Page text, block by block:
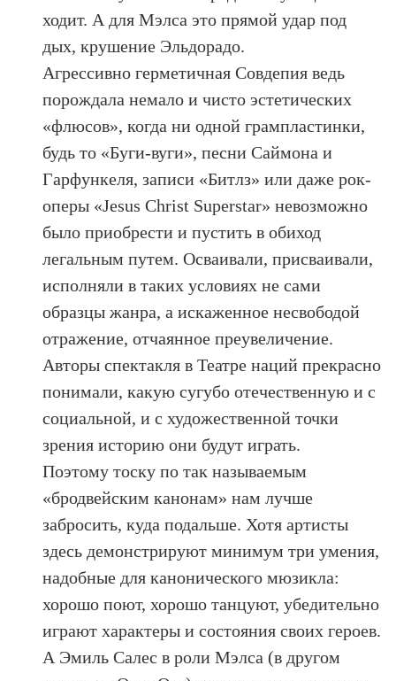
ходит. А для Мэлса это прямой удар под
дых, крушение Эльдорадо.
Агрессивно герметичная Совдепия ведь
порождала немало и чисто эстетических
«флюсов», когда ни одной грампластинки,
будь то «Буги-вуги», песни Саймона и
Гарфункеля, записи «Битлз» или даже рок-
оперы «Jesus Christ Superstar» невозможно
было приобрести и пустить в обиход
легальным путем. Осваивали, присваивали,
исполняли в таких условиях не сами
образцы жанра, а искаженное несвободой
отражение, отчаянное преувеличение.
Авторы спектакля в Театре наций прекрасно
понимали, какую сугубо отечественную и с
социальной, и с художественной точки
зрения историю они будут играть.
Поэтому тоску по так называемым
«бродвейским канонам» нам лучше
забросить, куда подальше. Хотя артисты
здесь демонстрируют минимум три умения,
надобные для канонического мюзикла:
хорошо поют, хорошо танцуют, убедительно
играют характеры и состояния своих героев.
А Эмиль Салес в роли Мэлса (в другом